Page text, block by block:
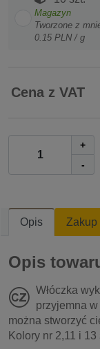
Magazyn
Tworzone z
0.15 PLN / g
Cena z VAT
+
-
Opis Zakup
Opis
Włóczka
przyjemna
można stworzyć
Kolory nr 2,11 i 13